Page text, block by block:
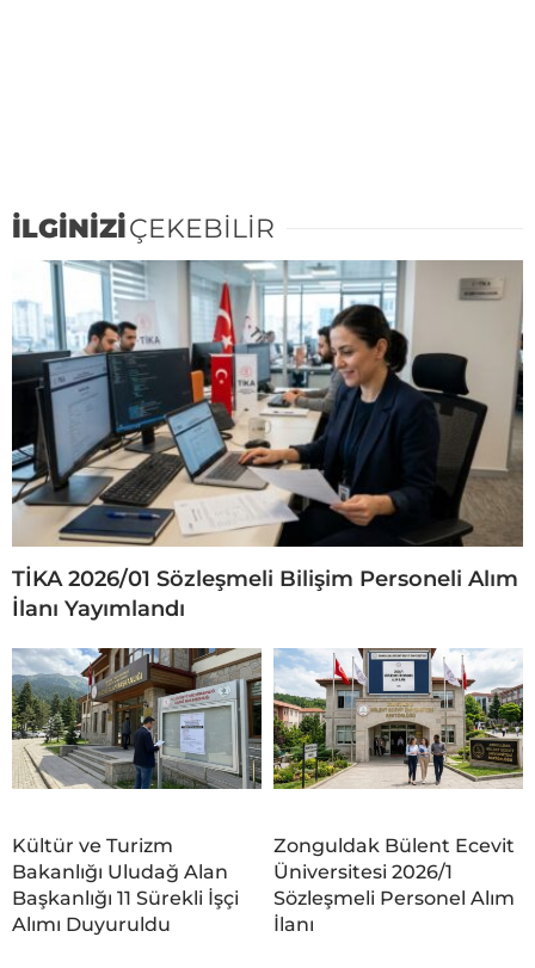
İLGİNİZİÇEKEBİLİR
TİKA 2026/01 Sözleşmeli Bilişim Personeli Alım
İlanı Yayımlandı
Kültür ve Turizm
Bakanlığı Uludağ Alan
Başkanlığı 11 Sürekli İşçi
Alımı Duyuruldu
Zonguldak Bülent Ecevit
Üniversitesi 2026/1
Sözleşmeli Personel Alım
İlanı